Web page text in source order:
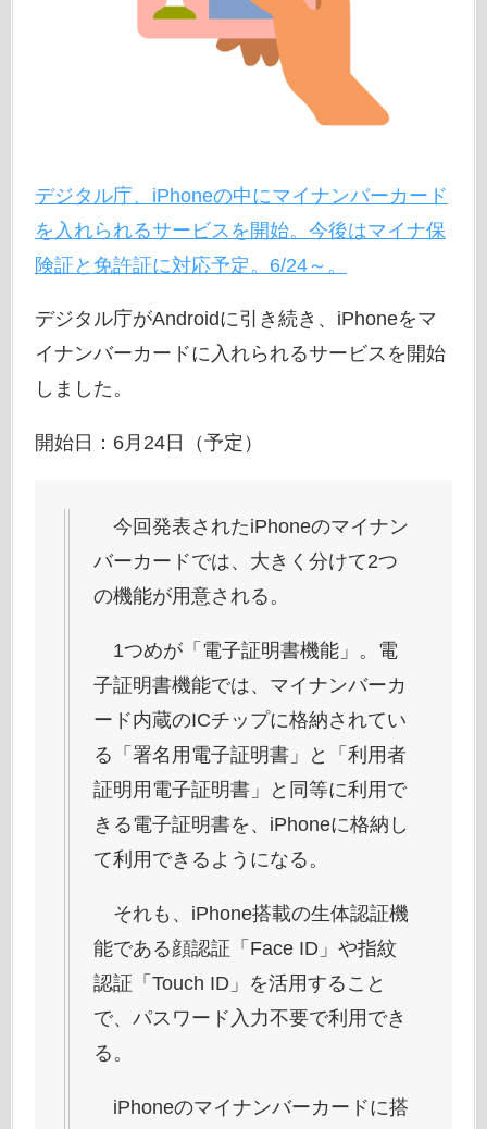
デジタル庁、iPhoneの中にマイナンバーカード
を入れられるサービスを開始。今後はマイナ保
険証と免許証に対応予定。6/24～。
デジタル庁がAndroidに引き続き、iPhoneをマ
イナンバーカードに入れられるサービスを開始
しました。
開始日：6月24日（予定）
今回発表されたiPhoneのマイナン
バーカードでは、大きく分けて2つ
の機能が用意される。
1つめが「電子証明書機能」。電
子証明書機能では、マイナンバーカ
ード内蔵のICチップに格納されてい
る「署名用電子証明書」と「利用者
証明用電子証明書」と同等に利用で
きる電子証明書を、iPhoneに格納し
て利用できるようになる。
それも、iPhone搭載の生体認証機
能である顔認証「Face ID」や指紋
認証「Touch ID」を活用すること
で、パスワード入力不要で利用でき
る。
iPhoneのマイナンバーカードに搭